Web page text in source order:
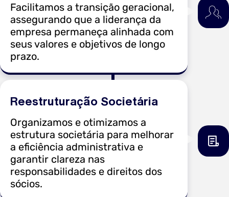
Facilitamos a transição geracional,
assegurando que a liderança da
empresa permaneça alinhada com
seus valores e objetivos de longo
prazo.
Reestruturação Societária
Organizamos e otimizamos a
estrutura societária para melhorar
a eficiência administrativa e
garantir clareza nas
responsabilidades e direitos dos
sócios.